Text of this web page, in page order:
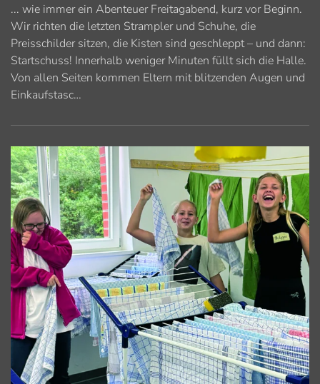
... wie immer ein Abenteuer Freitagabend, kurz vor Beginn.
Wir richten die letzten Strampler und Schuhe, die
Preisschilder sitzen, die Kisten sind geschleppt – und dann:
Startschuss! Innerhalb weniger Minuten füllt sich die Halle.
Von allen Seiten kommen Eltern mit blitzenden Augen und
Einkaufstasc…